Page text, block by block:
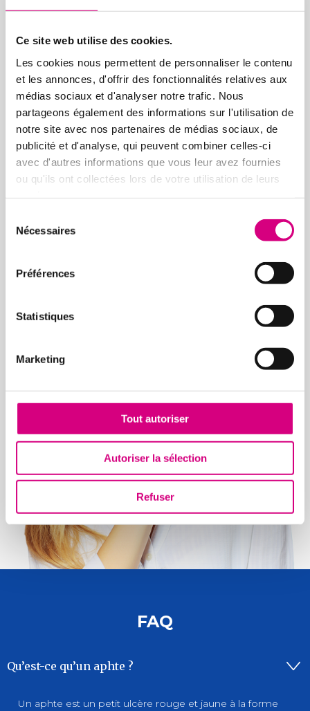
Ce site web utilise des cookies.
Les cookies nous permettent de personnaliser le contenu
et les annonces, d'offrir des fonctionnalités relatives aux
médias sociaux et d'analyser notre trafic. Nous
partageons également des informations sur l'utilisation de
notre site avec nos partenaires de médias sociaux, de
publicité et d'analyse, qui peuvent combiner celles-ci
avec d'autres informations que vous leur avez fournies
ou qu'ils ont collectées lors de votre utilisation de leurs
Nécessaires
Préférences
Statistiques
Marketing
Tout autoriser
Autoriser la sélection
Refuser
Aphtes
Lésions buccales
Gingivite
Sécheresse buccale
Lichen plan
Poussée dentaire des nourrissons
FAQ
Qu’est-ce qu’un aphte ?
Un aphte est un petit ulcère rouge et jaune à la forme